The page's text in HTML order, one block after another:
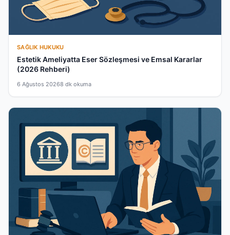
SAĞLIK HUKUKU
Estetik Ameliyatta Eser Sözleşmesi ve Emsal Kararlar
(2026 Rehberi)
6 Ağustos 20268 dk okuma